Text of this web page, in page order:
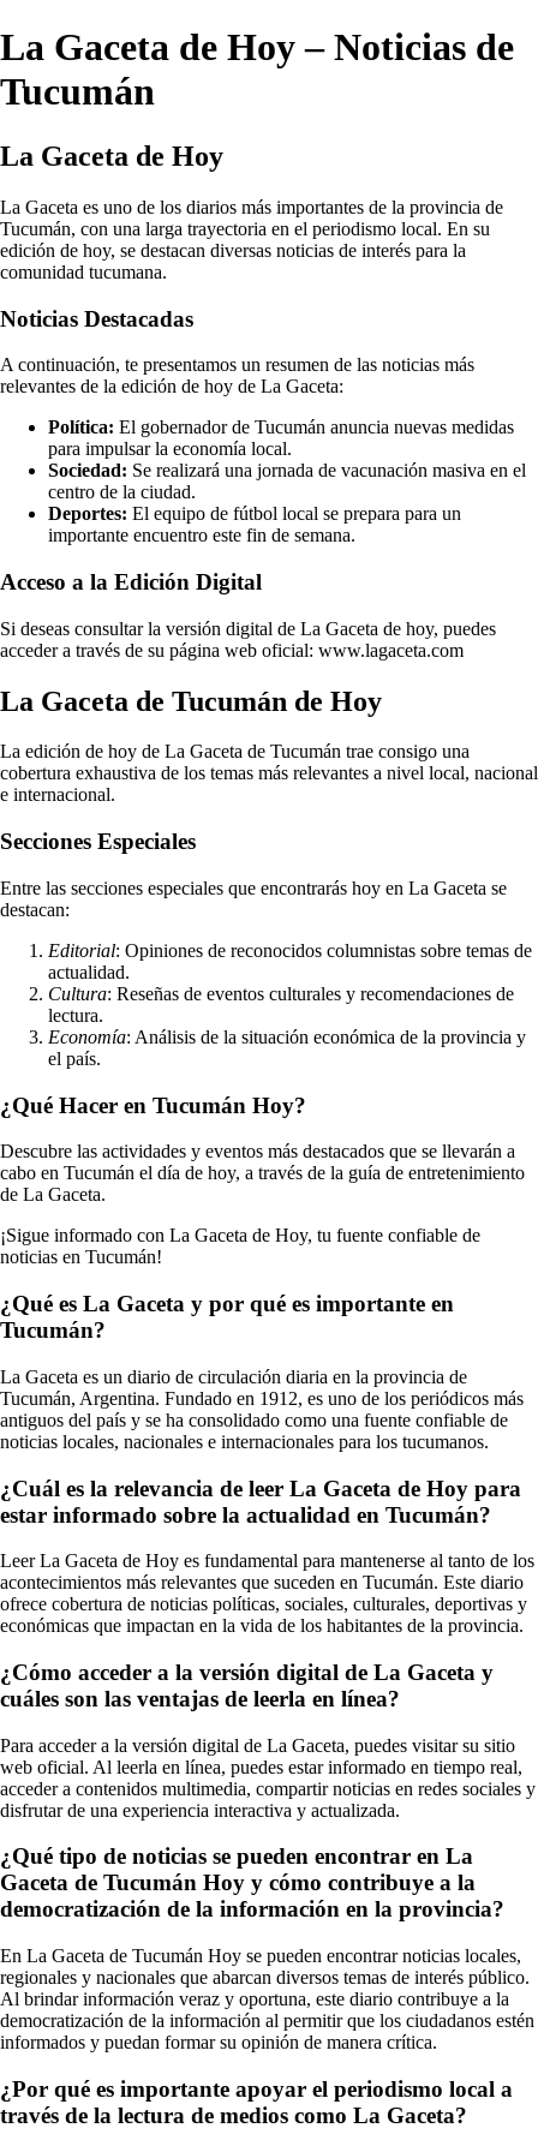
La Gaceta de Hoy – Noticias de
Tucumán
La Gaceta de Hoy
La Gaceta es uno de los diarios más importantes de la provincia de
Tucumán, con una larga trayectoria en el periodismo local. En su
edición de hoy, se destacan diversas noticias de interés para la
comunidad tucumana.
Noticias Destacadas
A continuación, te presentamos un resumen de las noticias más
relevantes de la edición de hoy de La Gaceta:
Política: El gobernador de Tucumán anuncia nuevas medidas
para impulsar la economía local.
Sociedad: Se realizará una jornada de vacunación masiva en el
centro de la ciudad.
Deportes: El equipo de fútbol local se prepara para un
importante encuentro este fin de semana.
Acceso a la Edición Digital
Si deseas consultar la versión digital de La Gaceta de hoy, puedes
acceder a través de su página web oficial: www.lagaceta.com
La Gaceta de Tucumán de Hoy
La edición de hoy de La Gaceta de Tucumán trae consigo una
cobertura exhaustiva de los temas más relevantes a nivel local, nacional
e internacional.
Secciones Especiales
Entre las secciones especiales que encontrarás hoy en La Gaceta se
destacan:
Editorial: Opiniones de reconocidos columnistas sobre temas de
actualidad.
Cultura: Reseñas de eventos culturales y recomendaciones de
lectura.
Economía: Análisis de la situación económica de la provincia y
el país.
¿Qué Hacer en Tucumán Hoy?
Descubre las actividades y eventos más destacados que se llevarán a
cabo en Tucumán el día de hoy, a través de la guía de entretenimiento
de La Gaceta.
¡Sigue informado con La Gaceta de Hoy, tu fuente confiable de
noticias en Tucumán!
¿Qué es La Gaceta y por qué es importante en
Tucumán?
La Gaceta es un diario de circulación diaria en la provincia de
Tucumán, Argentina. Fundado en 1912, es uno de los periódicos más
antiguos del país y se ha consolidado como una fuente confiable de
noticias locales, nacionales e internacionales para los tucumanos.
¿Cuál es la relevancia de leer La Gaceta de Hoy para
estar informado sobre la actualidad en Tucumán?
Leer La Gaceta de Hoy es fundamental para mantenerse al tanto de los
acontecimientos más relevantes que suceden en Tucumán. Este diario
ofrece cobertura de noticias políticas, sociales, culturales, deportivas y
económicas que impactan en la vida de los habitantes de la provincia.
¿Cómo acceder a la versión digital de La Gaceta y
cuáles son las ventajas de leerla en línea?
Para acceder a la versión digital de La Gaceta, puedes visitar su sitio
web oficial. Al leerla en línea, puedes estar informado en tiempo real,
acceder a contenidos multimedia, compartir noticias en redes sociales y
disfrutar de una experiencia interactiva y actualizada.
¿Qué tipo de noticias se pueden encontrar en La
Gaceta de Tucumán Hoy y cómo contribuye a la
democratización de la información en la provincia?
En La Gaceta de Tucumán Hoy se pueden encontrar noticias locales,
regionales y nacionales que abarcan diversos temas de interés público.
Al brindar información veraz y oportuna, este diario contribuye a la
democratización de la información al permitir que los ciudadanos estén
informados y puedan formar su opinión de manera crítica.
¿Por qué es importante apoyar el periodismo local a
través de la lectura de medios como La Gaceta?